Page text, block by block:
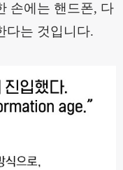
손에는 핸드폰, 다
다는 것입니다.